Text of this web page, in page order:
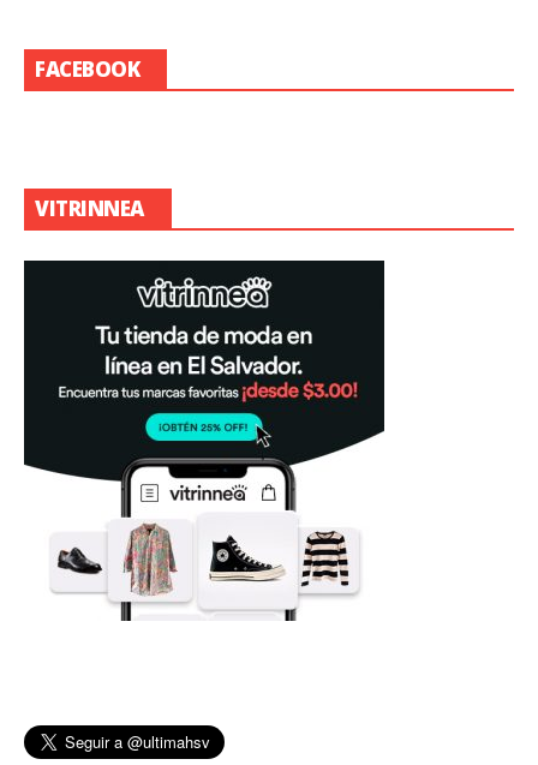
FACEBOOK
VITRINNEA